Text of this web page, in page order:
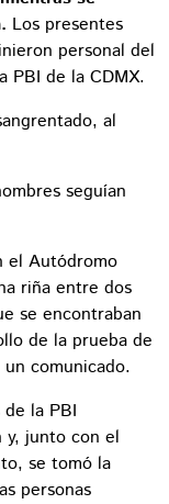
Los presentes
personal del
PBI de la CDMX.
al
seguían
el Autódromo
riña entre dos
se encontraban
de la prueba de
comunicado.
la PBI
y, junto con el
se tomó la
personas